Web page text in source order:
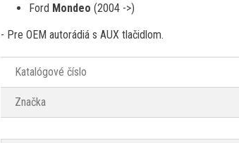
Ford Mondeo (2004 ->)
- Pre OEM autorádiá s AUX tlačidlom.
Katalógové číslo
Značka